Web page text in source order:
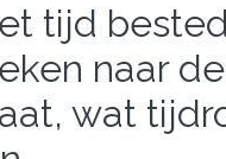
tijd
naar
wat